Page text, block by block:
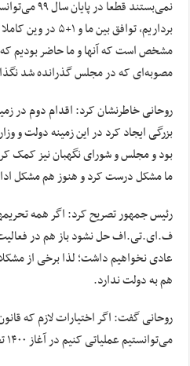
نمی‌بستند
برداریم، توافق
مشخص است که آنها و ما حاضر بودیم که
مصوبه‌ای که در مجلس گذرانده شد
روحانی خاطرنشان کرد: اقدام دوم در
بزرگی ایجاد کرد در این زمینه دولت و
بود و مجلس و شورای نگهبان نیز کمک
ما مشکل درست کرد و هنوز هم مشکل
رئیس جمهور تصریح کرد: اگر همه
ف.ای.تی.اف حل نشود باز هم در
عادی نخواهیم داشت؛ لذا برخی از
هم به دولت ندارد.
روحانی گفت: اگر اختیارات لازم که
می‌توانستیم عملیاتی کنیم در آغاز ۱۴۰۰ تحریم نداشتیم.